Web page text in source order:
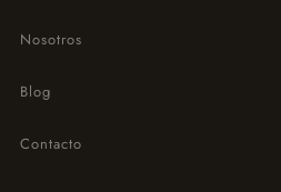
Nosotros
Blog
Contacto